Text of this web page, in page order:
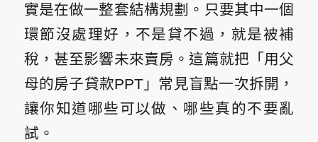
實是在做一整套結構規劃。只要其中一個
環節沒處理好，不是貸不過，就是被補
稅，甚至影響未來賣房。這篇就把「用父
母的房子貸款PPT」常見盲點一次拆開，
讓你知道哪些可以做、哪些真的不要亂
試。